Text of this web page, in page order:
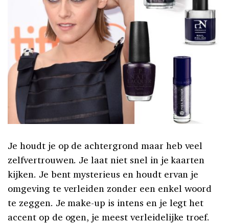
Je houdt je op de achtergrond maar heb veel
zelfvertrouwen. Je laat niet snel in je kaarten
kijken. Je bent mysterieus en houdt ervan je
omgeving te verleiden zonder een enkel woord
te zeggen. Je make-up is intens en je legt het
accent op de ogen, je meest verleidelijke troef.